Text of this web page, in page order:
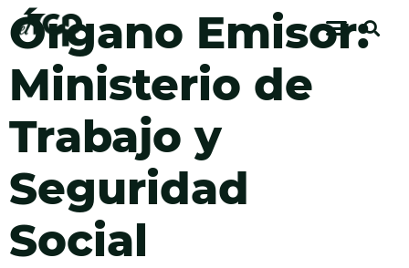
Órgano Emisor:
Ministerio de
Trabajo y
Seguridad
Social